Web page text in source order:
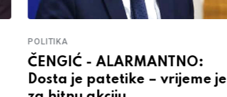
POLITIKA
ČENGIĆ - ALARMANTNO:
Dosta je patetike – vrijeme je